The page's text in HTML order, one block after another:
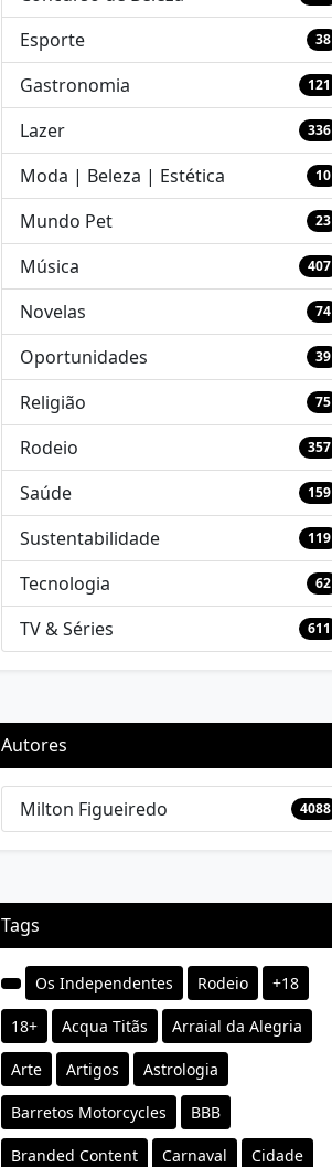
Esporte 38
Gastronomia 121
Lazer 336
Moda | Beleza | Estética 10
Mundo Pet 23
Música 407
Novelas 74
Oportunidades 39
Religião 75
Rodeio 357
Saúde 159
Sustentabilidade 119
Tecnologia 62
TV & Séries 611
Autores
Milton Figueiredo 4088
Tags
Os Independentes Rodeio +18
18+ Acqua Titãs Arraial da Alegria
Arte Artigos Astrologia
Barretos Motorcycles BBB
Branded Content Carnaval Cidade